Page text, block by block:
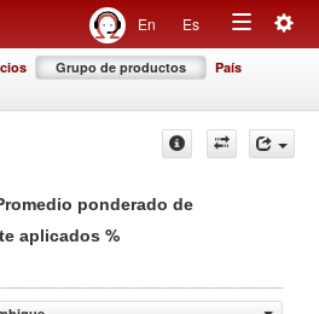
En Es
Toggle
Grupo de productos País
ponderado de
aplicados %